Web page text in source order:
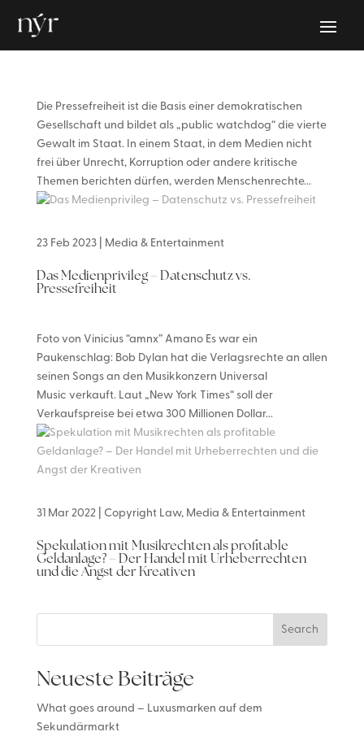
Das Medienprivileg – Datenschutz vs.
Pressefreiheit
23 Feb 2023| Media & Entertainment
Die Pressefreiheit ist die Basis einer demokratischen
Gesellschaft und bildet als „public watchdog“ die vierte
Gewalt im Staat. In einem Staat, in dem Medien nicht
frei über Unrecht, Korruption oder andere kritische
Themen berichten dürfen, werden Menschenrechte...
Spekulation mit Musikrechten als profitable
Geldanlage? – Der Handel mit Urheberrechten
und die Angst der Kreativen
31 Mar 2022| Copyright Law, Media & Entertainment
Foto von Vinicius “amnx” Amano Es war ein
Paukenschlag: Bob Dylan hat die Verlagsrechte an allen
seinen Songs an den Musikkonzern Universal
Music verkauft. Laut „New York Times“ soll der
Verkaufspreise bei etwa 300 Millionen Dollar...
Search
Neueste Beiträge
What goes around – Luxusmarken auf dem
Sekundärmarkt